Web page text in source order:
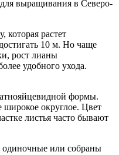
выращивания в Северо-
которая растет
10 м. Но чаще
рост лианы
удобного ухода.
формы.
широкое округлое. Цвет
листья часто бывают
или собраны